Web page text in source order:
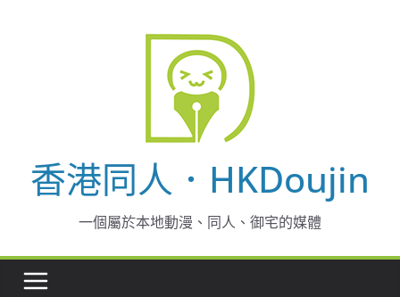
香港同人．HKDoujin
一個屬於本地動漫、同人、御宅的媒體